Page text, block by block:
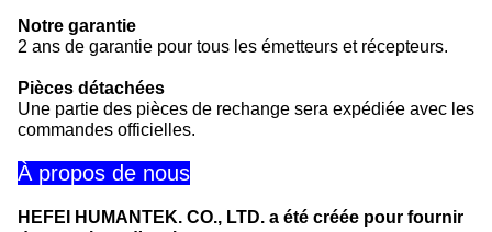
Notre garantie
2 ans de garantie pour tous les émetteurs et récepteurs.
Pièces détachées
Une partie des pièces de rechange sera expédiée avec les
commandes officielles.
À propos de nous
HEFEI HUMANTEK. CO., LTD. a été créée pour fournir